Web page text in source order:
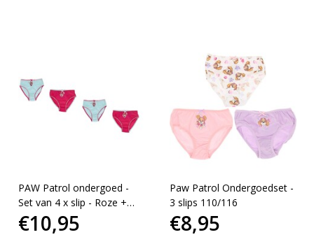
PAW Patrol ondergoed -
Set van 4 x slip - Roze +
lichtblauw - Maat 110/116
€10,95
Paw Patrol Ondergoedset -
3 slips 110/116
€8,95